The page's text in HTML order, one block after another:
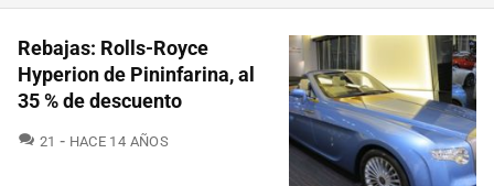
Rebajas: Rolls-Royce
Hyperion de Pininfarina, al
35 % de descuento
21 COMENTARIOS
HACE 14 AÑOS